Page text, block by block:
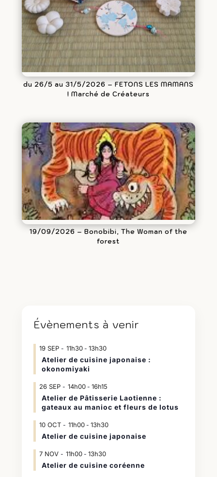
du 26/5 au 31/5/2026 – FETONS LES MAMANS
! Marché de Créateurs
19/09/2026 – Bonobibi, The Woman of the
forest
Évènements à venir
19 SEP 11h30- 13h30
Atelier de cuisine japonaise :
okonomiyaki
26 SEP 14h00- 16h15
Atelier de Pâtisserie Laotienne :
gateaux au manioc et fleurs de lotus
10 OCT 11h00- 13h30
Atelier de cuisine japonaise
7 NOV 11h00- 13h30
Atelier de cuisine coréenne